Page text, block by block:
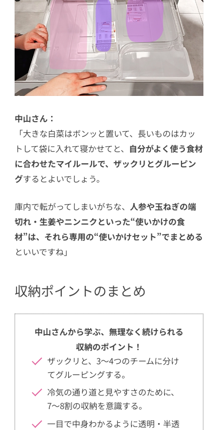
中山さん：
「大きな白菜はボンッと置いて、長いものはカッ
トして袋に入れて寝かせてと、 自分がよく使う食材
に合わせたマイルールで、ザックリとグルーピン
グするとよいでしょう。
庫内で転がってしまいがちな、 人参や玉ねぎの端
切れ・生姜やニンニクといった“使いかけの食
材”は、それら専用の“使いかけセット”でまとめる
といいですね」
収納ポイントのまとめ
中山さんから学ぶ、無理なく続けられる
収納のポイント！
ザックリと、3〜4つのチームに分け
てグルーピングする。
冷気の通り道と見やすさのために、
7〜8割の収納を意識する。
一目で中身わかるように透明・半透